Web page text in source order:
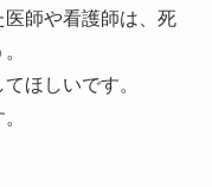
医師や看護師は、死
ほしいです。